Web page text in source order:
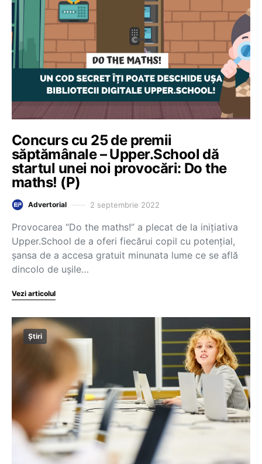
Concurs cu 25 de premii
săptămânale – Upper.School dă
startul unei noi provocări: Do the
maths! (P)
Advertorial 2 septembrie 2022
Provocarea “Do the maths!” a plecat de la inițiativa
Upper.School de a oferi fiecărui copil cu potențial,
șansa de a accesa gratuit minunata lume ce se află
dincolo de ușile…
Vezi articolul
Știri